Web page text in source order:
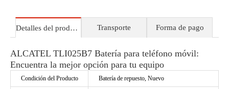
Detalles del producto Transporte Forma de pago
ALCATEL TLI025B7 Batería para teléfono móvil:
Encuentra la mejor opción para tu equipo
Condición del Producto Batería de repuesto, Nuevo